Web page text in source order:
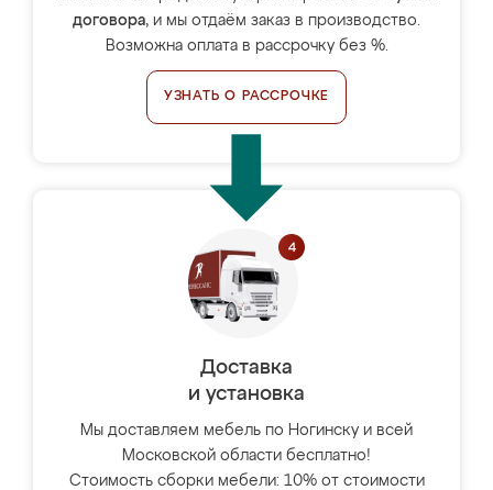
договора, и мы отдаём заказ в производство.
Возможна оплата в рассрочку без %.
УЗНАТЬ О РАССРОЧКЕ
Доставка
и установка
Мы доставляем мебель по Ногинску и всей
Московской области бесплатно!
Стоимость сборки мебели: 10% от стоимости